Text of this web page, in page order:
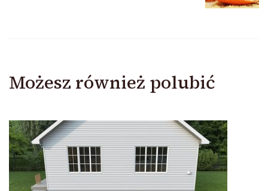
Możesz również polubić